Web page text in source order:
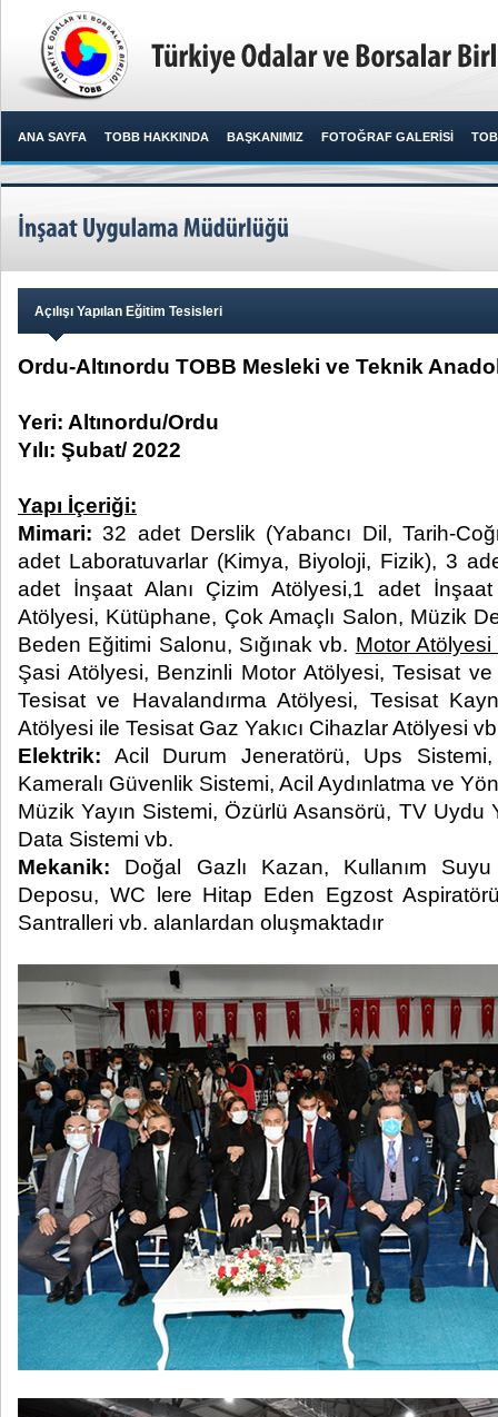
ANA SAYFA TOBB HAKKINDA BAŞKANIMIZ FOTOĞRAF GALERİSİ
Açılışı Yapılan Eğitim Tesisleri
Ordu-Altınordu TOBB Mesleki ve Teknik
Yeri: Altınordu/Ordu
Yılı: Şubat/ 2022
Yapı İçeriği:
Mimari: 32 adet Derslik (Yabancı Dil, Tarih-
adet Laboratuvarlar (Kimya, Biyoloji, Fizik), 3
adet İnşaat Alanı Çizim Atölyesi,1 adet İnşaat
Atölyesi, Kütüphane, Çok Amaçlı Salon, Müzik
Beden Eğitimi Salonu, Sığınak vb. Motor Atölyesi
Şasi Atölyesi, Benzinli Motor Atölyesi, Tesisat ve
Tesisat ve Havalandırma Atölyesi, Tesisat
Atölyesi ile Tesisat Gaz Yakıcı Cihazlar Atölyesi
Elektrik: Acil Durum Jeneratörü, Ups Sistemi,
Kameralı Güvenlik Sistemi, Acil Aydınlatma ve
Müzik Yayın Sistemi, Özürlü Asansörü, TV Uydu
Data Sistemi vb.
Mekanik: Doğal Gazlı Kazan, Kullanım
Deposu, WC lere Hitap Eden Egzost
Santralleri vb. alanlardan oluşmaktadır